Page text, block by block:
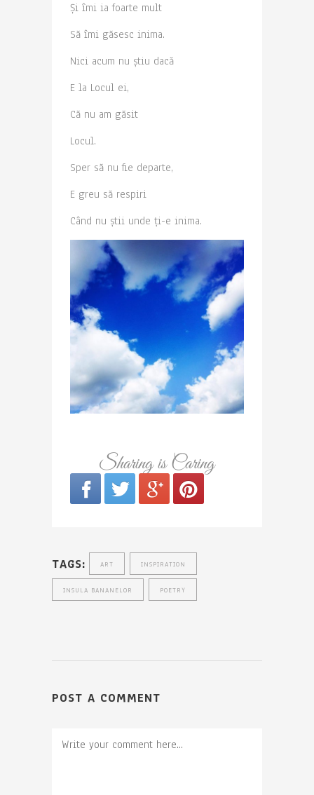
Și îmi ia foarte mult
Să îmi găsesc inima.
Nici acum nu știu dacă
E la Locul ei,
Că nu am găsit
Locul.
Sper să nu fie departe,
E greu să respiri
Când nu știi unde ți-e inima.
Sharing is Caring
TAGS: ART INSPIRATION
INSULA BANANELOR POETRY
POST A COMMENT